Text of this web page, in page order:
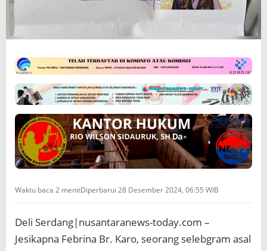
k
o
a
S
u
m
u
t
T
e
k
a
t
K
Waktu baca 2 menitDiperbarui 28 Desember 2024, 06:55 WIB
Deli Serdang|nusantaranews-today.com –
Jesikapna Febrina Br. Karo, seorang selebgram asal